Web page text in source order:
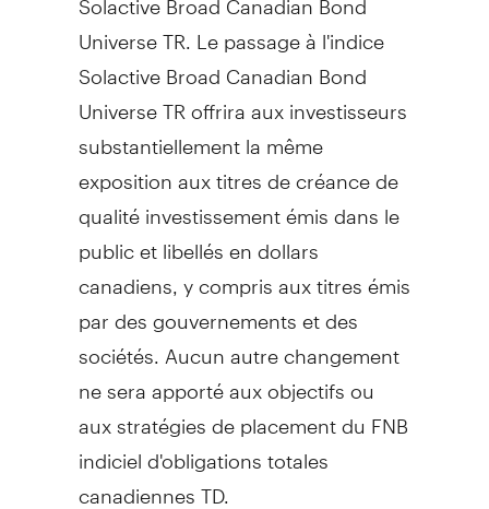
Universe TR. Le passage à l'indice
Solactive Broad Canadian Bond
Universe TR offrira aux investisseurs
substantiellement la même
exposition aux titres de créance de
qualité investissement émis dans le
public et libellés en dollars
canadiens, y compris aux titres émis
par des gouvernements et des
sociétés. Aucun autre changement
ne sera apporté aux objectifs ou
aux stratégies de placement du FNB
indiciel d'obligations totales
canadiennes TD.